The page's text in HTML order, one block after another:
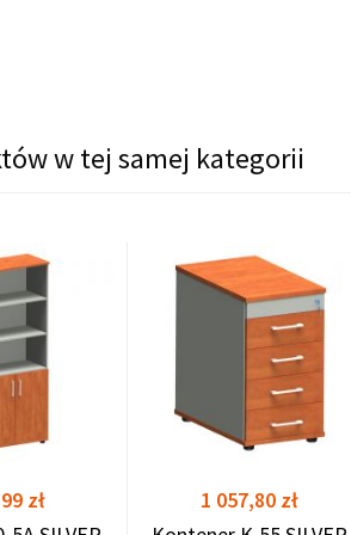
w tej samej kategorii
zł
Cena
1 057,80 zł